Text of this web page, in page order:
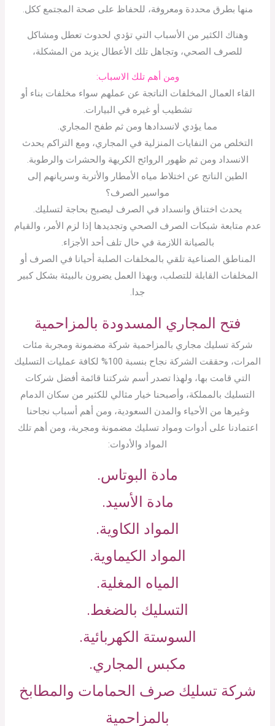
منها بطرق محددة ومعروفة، للحفاظ على صحة المجتمع ككل.
وهناك الكثير من الأسباب التي تؤدي لحدوث تعطل ومشاكل
للصرف الصحي، وتجاهل تلك الأعطال يزيد من المشكلة،
ومن أهم تلك الاسباب:
القاء العمال المخلفات الناتجة عن عملهم سواء مخلفات بناء أو
تشطيب أو غيره في البيارات.
مما يؤدي لانسدادها ومن ثم طفح المجاري.
التخلص من النفايات المنزلية في المجاري، ومع التراكم يحدث
الانسداد ومن ثم ظهور الروائح الكريهة والحشرات والرطوبة.
الطين الناتج عن اختلاط مياه الأمطار والأتربة وسريانهم إلى
مواسير الصرف؟
يحدث اختناق وانسداد في الصرف ليصبح بحاجة لتسليك.
عدم متابعة شبكات الصرف الصحي وتجديدها إذا لزم الأمر، والقيام
بالصيانة اللازمة في حال تلف أحد الأجزاء.
المناطق الصناعية تلقي بالمخلفات الصلبة أحيانا في الصرف أو
المخلفات القابلة للتصلب، وبهذا العمل يضرون بالبيئة بشكل كبير
جدا.
فتح المجاري المسدودة بالمزاحمية
شركة تسليك مجاري بالمزاحمية شركة مضمونة ومجربة مئات
المرات، وحققت الشركة نجاح بنسبة 100% لكافة عمليات التسليك
التي قامت بها، ولهذا تصدر أسم شركتنا قائمة أفضل شركات
التسليك بالمملكة، وأصبحنا خيار مثالي للكثير من سكان الدمام
وغيرها من الأحياء والمدن السعودية، ومن أهم أسباب نجاحنا
اعتمادنا على أدوات ومواد تسليك مضمونة ومجربة، ومن أهم تلك
المواد والأدوات:
مادة البوتاس.
مادة الأسيد.
المواد الكاوية.
المواد الكيماوية.
المياه المغلية.
التسليك بالضغط.
السوستة الكهربائية.
مكبس المجاري.
شركة تسليك صرف الحمامات والمطابخ
بالمزاحمية